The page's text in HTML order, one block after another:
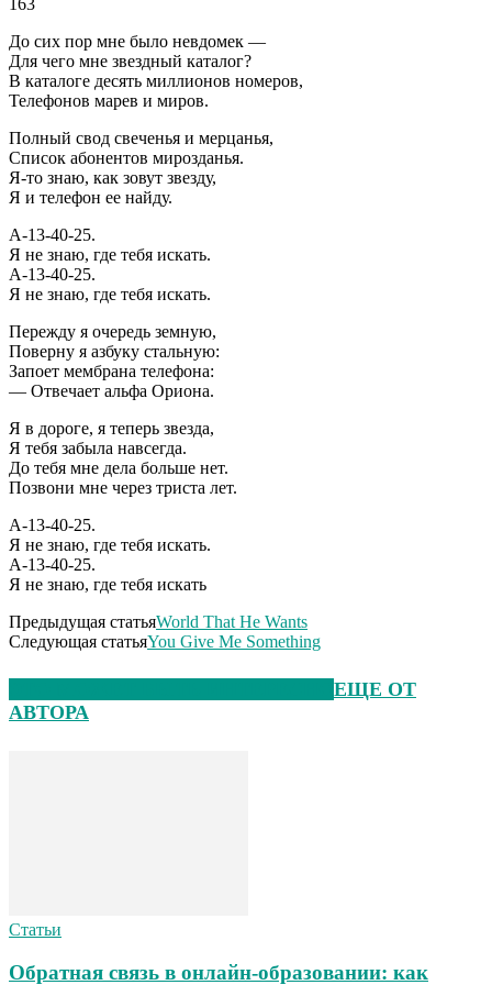
163
До сих пор мне было невдомек —
Для чего мне звездный каталог?
В каталоге десять миллионов номеров,
Телефонов марев и миров.
Полный свод свеченья и мерцанья,
Список абонентов мирозданья.
Я-то знаю, как зовут звезду,
Я и телефон ее найду.
А-13-40-25.
Я не знаю, где тебя искать.
А-13-40-25.
Я не знаю, где тебя искать.
Пережду я очередь земную,
Поверну я азбуку стальную:
Запоет мембрана телефона:
— Отвечает альфа Ориона.
Я в дороге, я теперь звезда,
Я тебя забыла навсегда.
До тебя мне дела больше нет.
Позвони мне через триста лет.
А-13-40-25.
Я не знаю, где тебя искать.
А-13-40-25.
Я не знаю, где тебя искать
Предыдущая статьяWorld That He Wants
Следующая статьяYou Give Me Something
ЕЩЕ ОТ
АВТОРА
Статьи
Обратная связь в онлайн-образовании: как